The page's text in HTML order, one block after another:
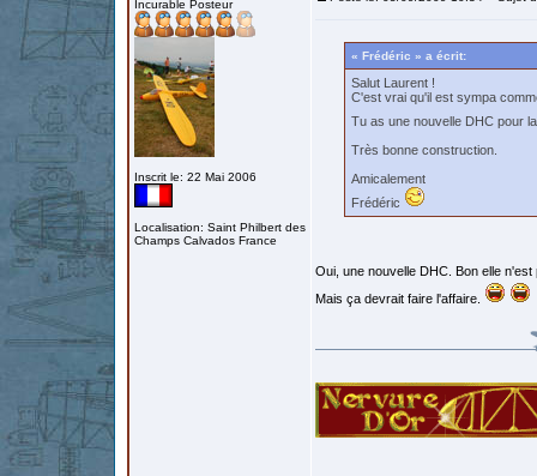
Incurable Posteur
Inscrit le: 22 Mai 2006
Localisation: Saint Philbert des
Champs Calvados France
« Frédéric » a écrit:
Salut Laurent !
C'est vrai qu'il est sympa
Tu as une nouvelle DHC pour
Très bonne construction.
Amicalement
Frédéric
Oui, une nouvelle DHC. Bon elle
Mais ça devrait faire l'affaire.